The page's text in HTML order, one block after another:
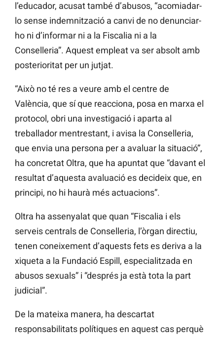
l’educador, acusat també d’abusos, “acomiadar-
lo sense indemnització a canvi de no denunciar-
ho ni d’informar ni a la Fiscalia ni a la
Conselleria”. Aquest empleat va ser absolt amb
posterioritat per un jutjat.
“Això no té res a veure amb el centre de
València, que sí que reacciona, posa en marxa el
protocol, obri una investigació i aparta al
treballador mentrestant, i avisa la Conselleria,
que envia una persona per a avaluar la situació”,
ha concretat Oltra, que ha apuntat que “davant el
resultat d’aquesta avaluació es decideix que, en
principi, no hi haurà més actuacions”.
Oltra ha assenyalat que quan “Fiscalia i els
serveis centrals de Conselleria, l’òrgan directiu,
tenen coneixement d’aquests fets es deriva a la
xiqueta a la Fundació Espill, especialitzada en
abusos sexuals” i “després ja està tota la part
judicial”.
De la mateixa manera, ha descartat
responsabilitats polítiques en aquest cas perquè